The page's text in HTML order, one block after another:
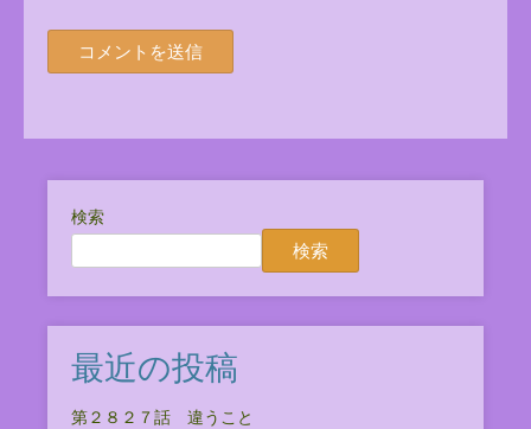
検索
検索
最近の投稿
第２８２７話 違うこと